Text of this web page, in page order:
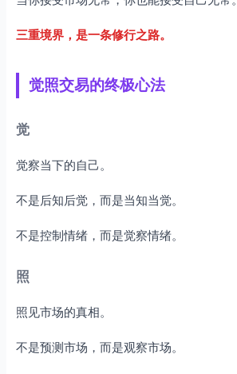
三重境界，是一条修行之路。
觉照交易的终极心法
觉
觉察当下的自己。
不是后知后觉，而是当知当觉。
不是控制情绪，而是觉察情绪。
照
照见市场的真相。
不是预测市场，而是观察市场。